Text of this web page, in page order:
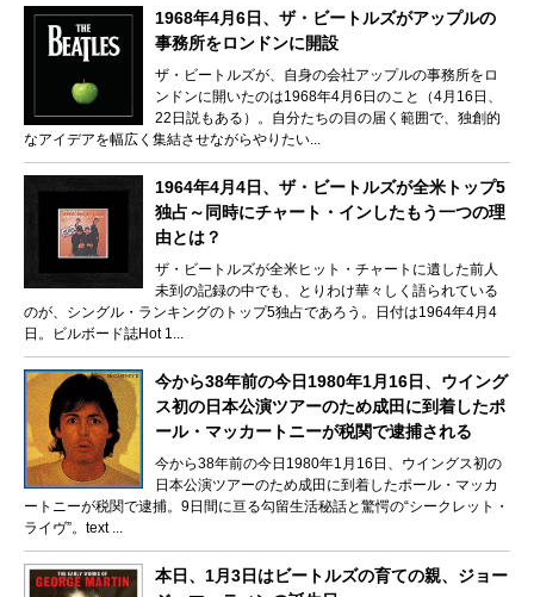
1968年4月6日、ザ・ビートルズがアップルの
事務所をロンドンに開設
ザ・ビートルズが、自身の会社アップルの事務所をロ
ンドンに開いたのは1968年4月6日のこと（4月16日、
22日説もある）。自分たちの目の届く範囲で、独創的
なアイデアを幅広く集結させながらやりたい...
1964年4月4日、ザ・ビートルズが全米トップ5
独占～同時にチャート・インしたもう一つの理
由とは？
ザ・ビートルズが全米ヒット・チャートに遺した前人
未到の記録の中でも、とりわけ華々しく語られている
のが、シングル・ランキングのトップ5独占であろう。日付は1964年4月4
日。ビルボード誌Hot 1...
今から38年前の今日1980年1月16日、ウイング
ス初の日本公演ツアーのため成田に到着したポ
ール・マッカートニーが税関で逮捕される
今から38年前の今日1980年1月16日、ウイングス初の
日本公演ツアーのため成田に到着したポール・マッカ
ートニーが税関で逮捕。9日間に亘る勾留生活秘話と驚愕の“シークレット・
ライヴ”。text ...
本日、1月3日はビートルズの育ての親、ジョー